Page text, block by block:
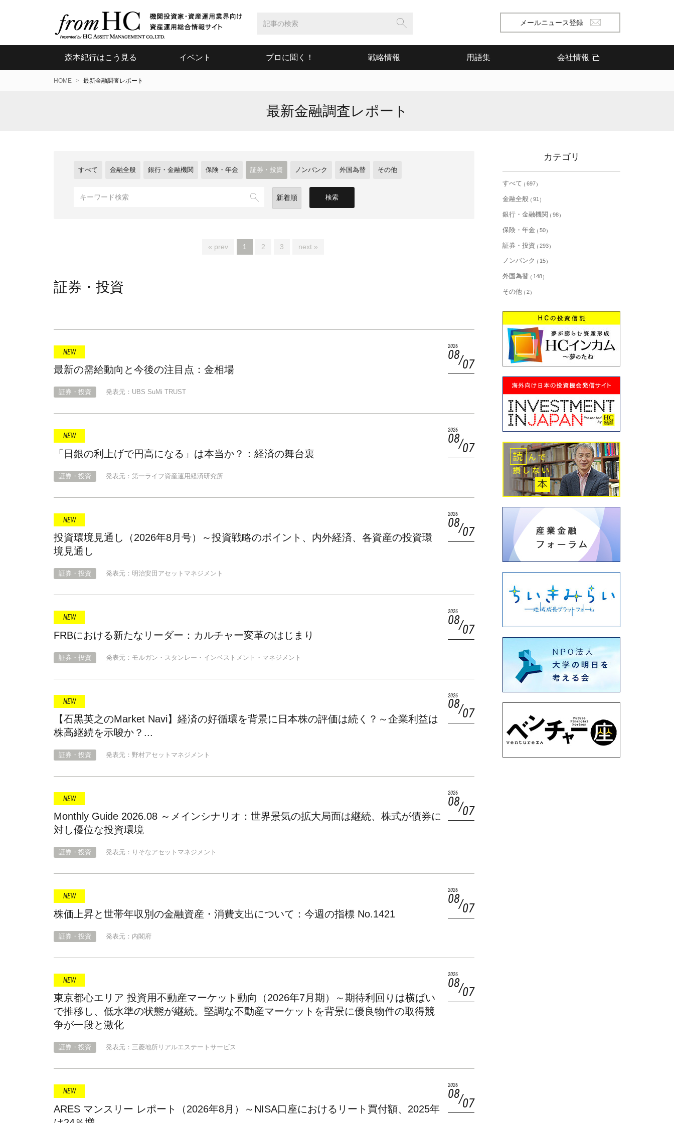
メールニュース登録
森本紀行はこう見る イベント プロに聞く！ 戦略情報 用語集 会社情報
HOME 最新金融調査レポート
最新金融調査レポート
すべて 金融全般 銀行・金融機関 保険・年金 証券・投資 ノンバンク 外国為替 その他
« prev 1 2 3 next »
証券・投資
2026
08
07
最新の需給動向と今後の注目点：金相場
証券・投資 発表元：UBS SuMi TRUST
2026
08
07
「日銀の利上げで円高になる」は本当か？：経済の舞台裏
証券・投資 発表元：第一ライフ資産運用経済研究所
2026
08
07
投資環境見通し（2026年8月号）～投資戦略のポイント、内外経済、各資産の投資環
境見通し
証券・投資 発表元：明治安田アセットマネジメント
2026
08
07
FRBにおける新たなリーダー：カルチャー変革のはじまり
証券・投資 発表元：モルガン・スタンレー・インベストメント・マネジメント
2026
08
07
【石黒英之のMarket Navi】経済の好循環を背景に日本株の評価は続く？～企業利益は
株高継続を示唆か？...
証券・投資 発表元：野村アセットマネジメント
2026
08
07
Monthly Guide 2026.08 ～メインシナリオ：世界景気の拡大局面は継続、株式が債券に
対し優位な投資環境
証券・投資 発表元：りそなアセットマネジメント
2026
08
07
株価上昇と世帯年収別の金融資産・消費支出について：今週の指標 No.1421
証券・投資 発表元：内閣府
2026
08
07
東京都心エリア 投資用不動産マーケット動向（2026年7月期）～期待利回りは横ばい
で推移し、低水準の状態が継続。堅調な不動産マーケットを背景に優良物件の取得競
争が一段と激化
証券・投資 発表元：三菱地所リアルエステートサービス
2026
08
07
ARES マンスリー レポート（2026年8月）～NISA口座におけるリート買付額、2025年
カテゴリ
すべて 697
金融全般 91
銀行・金融機関 98
保険・年金 50
証券・投資 293
ノンバンク 15
外国為替 148
その他 2